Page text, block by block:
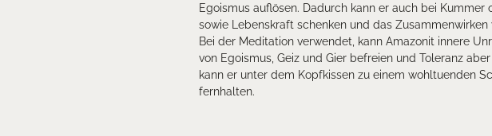
Egoismus auflösen. Dadurch kann er auch bei
sowie Lebenskraft schenken und das
Bei der Meditation verwendet, kann Amazonit innere
von Egoismus, Geiz und Gier befreien und Toleranz
kann er unter dem Kopfkissen zu einem wohltuenden
fernhalten.